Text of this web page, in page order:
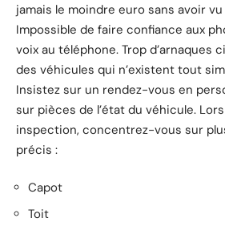
jamais le moindre euro sans avoir
Impossible de faire confiance aux
voix au téléphone. Trop d’arnaques
des véhicules qui n’existent tout
Insistez sur un rendez-vous en
sur pièces de l’état du véhicule.
inspection, concentrez-vous sur
précis :
Capot
Toit